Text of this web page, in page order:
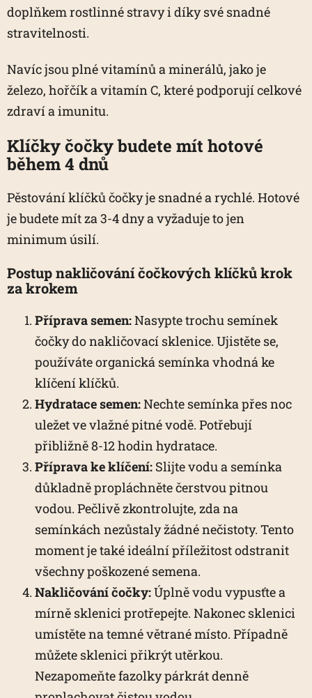
doplňkem rostlinné stravy i díky své snadné
stravitelnosti.
Navíc jsou plné vitamínů a minerálů, jako je
železo, hořčík a vitamín C, které podporují celkové
zdraví a imunitu.
Klíčky čočky budete mít hotové
během 4 dnů
Pěstování klíčků čočky je snadné a rychlé. Hotové
je budete mít za 3-4 dny a vyžaduje to jen
minimum úsilí.
Postup nakličování čočkových klíčků krok
za krokem
Příprava semen:Nasypte trochu semínek
čočky do nakličovací sklenice. Ujistěte se,
používáte organická semínka vhodná ke
klíčení klíčků.
Hydratace semen:Nechte semínka přes noc
uležet ve vlažné pitné vodě. Potřebují
přibližně 8-12 hodin hydratace.
Příprava ke klíčení: Slijte vodu a semínka
důkladně propláchněte čerstvou pitnou
vodou. Pečlivě zkontrolujte, zda na
semínkách nezůstaly žádné nečistoty. Tento
moment je také ideální příležitost odstranit
všechny poškozené semena.
Nakličování čočky:Úplně vodu vypusťte a
mírně sklenici protřepejte. Nakonec sklenici
umístěte na temné větrané místo. Případně
můžete sklenici přikrýt utěrkou.
Nezapomeňte fazolky párkrát denně